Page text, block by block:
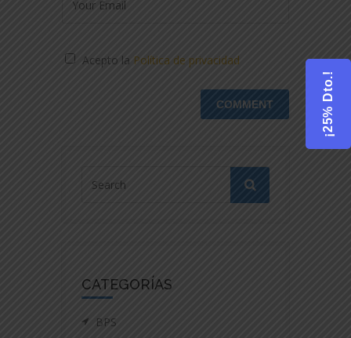
Acepto la Política de privacidad
CATEGORÍAS
BPS
¡25% Dto.!